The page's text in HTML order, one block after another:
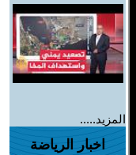
المزيد.....
اخبار الرياضة